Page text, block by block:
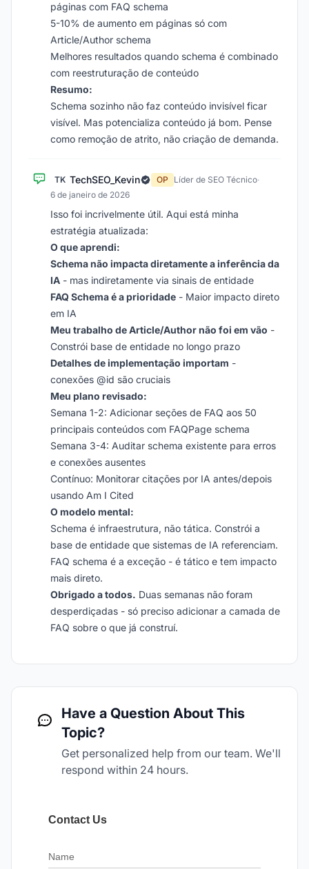
páginas com FAQ schema
5-10% de aumento em páginas só com
Article/Author schema
Melhores resultados quando schema é combinado
com reestruturação de conteúdo
Resumo:
Schema sozinho não faz conteúdo invisível ficar
visível. Mas potencializa conteúdo já bom. Pense
como remoção de atrito, não criação de demanda.
TK TechSEO_Kevin OP Líder de SEO Técnico·
6 de janeiro de 2026
Isso foi incrivelmente útil. Aqui está minha
estratégia atualizada:
O que aprendi:
Schema não impacta diretamente a inferência da
IA - mas indiretamente via sinais de entidade
FAQ Schema é a prioridade - Maior impacto direto
em IA
Meu trabalho de Article/Author não foi em vão -
Constrói base de entidade no longo prazo
Detalhes de implementação importam -
conexões @id são cruciais
Meu plano revisado:
Semana 1-2: Adicionar seções de FAQ aos 50
principais conteúdos com FAQPage schema
Semana 3-4: Auditar schema existente para erros
e conexões ausentes
Contínuo: Monitorar citações por IA antes/depois
usando Am I Cited
O modelo mental:
Schema é infraestrutura, não tática. Constrói a
base de entidade que sistemas de IA referenciam.
FAQ schema é a exceção - é tático e tem impacto
mais direto.
Obrigado a todos. Duas semanas não foram
desperdiçadas - só preciso adicionar a camada de
FAQ sobre o que já construí.
Have a Question About This
Topic?
Get personalized help from our team. We'll
respond within 24 hours.